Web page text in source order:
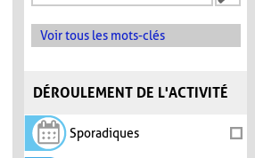
Voir tous les mots-clés
DÉROULEMENT DE L'ACTIVITÉ
Sporadiques